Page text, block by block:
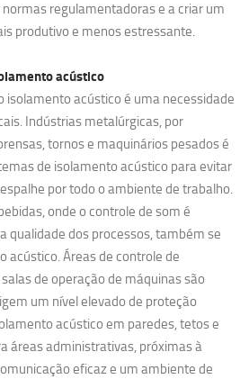
regulamentadoras e a criar um
produtivo e menos estressante.
acústico
isolamento acústico é uma necessidade
Indústrias metalúrgicas, por
tornos e maquinários pesados é
de isolamento acústico para evitar
por todo o ambiente de trabalho.
onde o controle de som é
qualidade dos processos, também se
acústico. Áreas de controle de
de operação de máquinas são
um nível elevado de proteção
acústico em paredes, tetos e
áreas administrativas, próximas à
eficaz e um ambiente de